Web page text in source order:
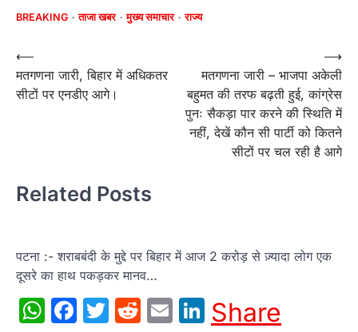
BREAKING ताजा खबर मुख्य समाचार राज्य
Post
navigation
⟵
मतगणना जारी, बिहार में अधिकतर
सीटों पर एनडीए आगे।
मतगणना जारी – भाजपा अकेली
बहुमत की तरफ बढ़ती हुई, कांग्रेस
पुनः सैकड़ा पार करने की स्थिति में
नहीं, देखें कौन सी पार्टी को कितने
सीटों पर चल रही है आगे
⟶
Related Posts
पटना :- शराबबंदी के मुद्दे पर बिहार में आज 2 करोड़ से ज़्यादा लोग एक
दूसरे का हाथ पकड़कर मानव…
WhatsApp
Facebook
Twitter
Reddit
EmailLinkedIn
Share